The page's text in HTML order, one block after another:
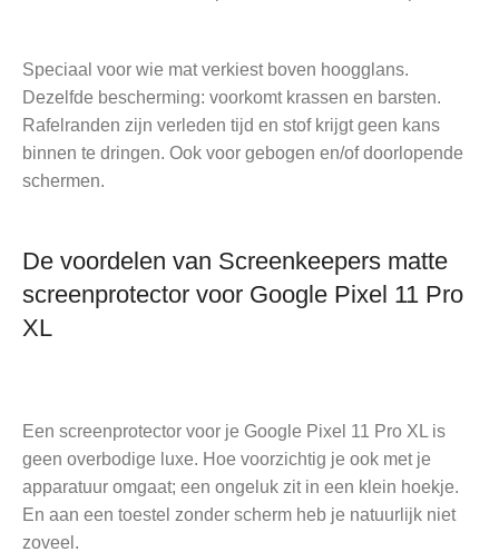
Speciaal voor wie mat verkiest boven hoogglans.
Dezelfde bescherming: voorkomt krassen en barsten.
Rafelranden zijn verleden tijd en stof krijgt geen kans
binnen te dringen. Ook voor gebogen en/of doorlopende
schermen.
De voordelen van Screenkeepers matte
screenprotector voor Google Pixel 11 Pro
XL
Een screenprotector voor je Google Pixel 11 Pro XL is
geen overbodige luxe. Hoe voorzichtig je ook met je
apparatuur omgaat; een ongeluk zit in een klein hoekje.
En aan een toestel zonder scherm heb je natuurlijk niet
zoveel.